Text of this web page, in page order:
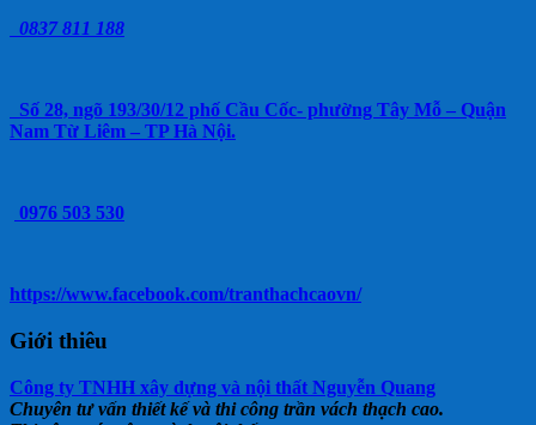
0837 811 188
Số 28, ngõ 193/30/12 phố Cầu Cốc- phường Tây Mỗ – Quận
Nam Từ Liêm – TP Hà Nội.
0976 503 530
https://www.facebook.com/tranthachcaovn/
Giới thiêu
Công ty TNHH xây dựng và nội thất Nguyễn Quang
Chuyên tư vấn thiết kế và thi công trần vách thạch cao.